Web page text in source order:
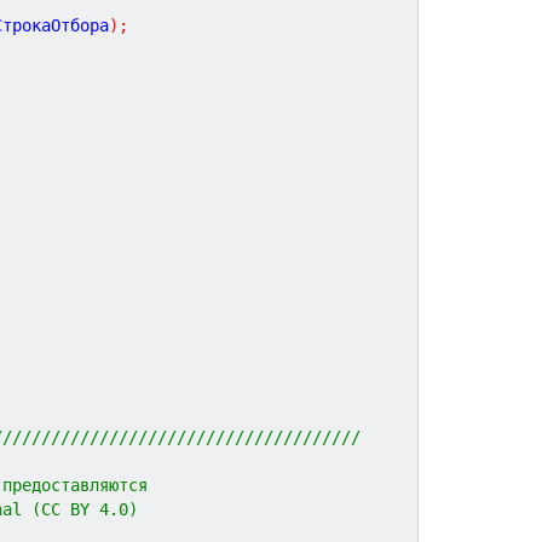
) ;
(CC BY 4.0)